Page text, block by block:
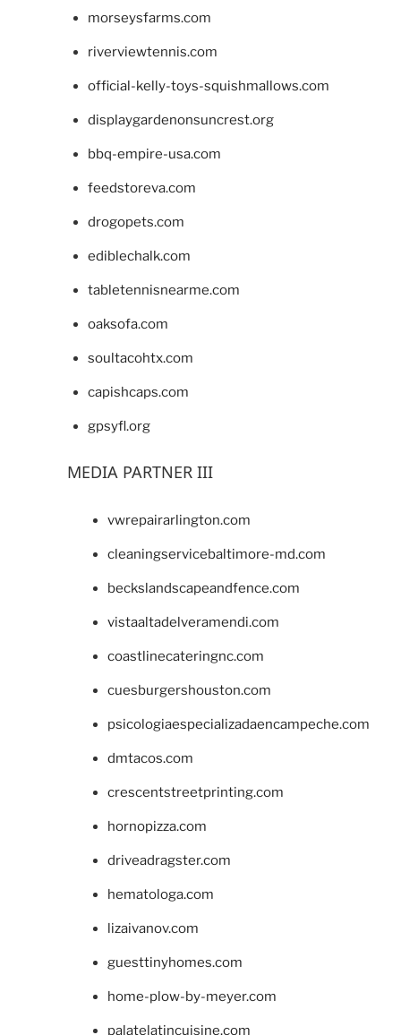
morseysfarms.com
riverviewtennis.com
official-kelly-toys-squishmallows.com
displaygardenonsuncrest.org
bbq-empire-usa.com
feedstoreva.com
drogopets.com
ediblechalk.com
tabletennisnearme.com
oaksofa.com
soultacohtx.com
capishcaps.com
gpsyfl.org
MEDIA PARTNER III
vwrepairarlington.com
cleaningservicebaltimore-md.com
beckslandscapeandfence.com
vistaaltadelveramendi.com
coastlinecateringnc.com
cuesburgershouston.com
psicologiaespecializadaencampeche.com
dmtacos.com
crescentstreetprinting.com
hornopizza.com
driveadragster.com
hematologa.com
lizaivanov.com
guesttinyhomes.com
home-plow-by-meyer.com
palatelatincuisine.com